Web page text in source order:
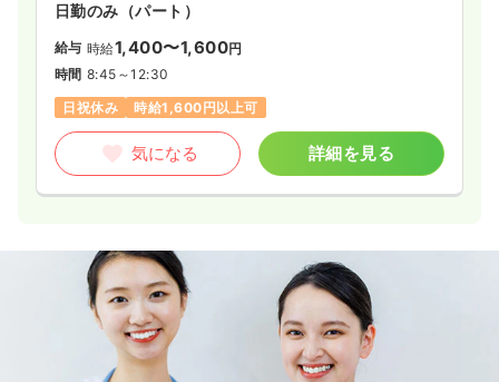
日勤のみ（パート）
給与 時給1,400〜1,600円
時間 8:45～12:30
日祝休み
時給1,600円以上可
気になる 詳細を見る